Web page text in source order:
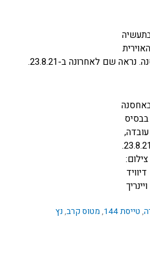
האוירית
שם לאחרונה ב-23.8.21.
בבסיס
עובדה,
23.8.21.
צילום:
דיוויד
ויינריך
, טייסת 144 , מטוס קרב, נץ